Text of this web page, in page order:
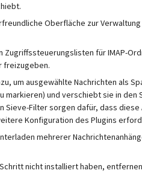
Oberfläche zur
Zugriffssteuerungslisten für IMAP-
freizugeben.
um ausgewählte Nachrichten als
markieren) und verschiebt sie in
Sieve-Filter sorgen dafür, dass diese
Konfiguration des Plugins
mehrerer
nicht installiert haben,